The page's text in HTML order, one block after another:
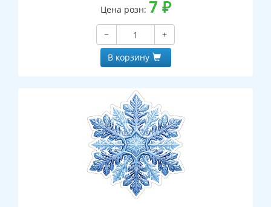
Цена розн: 7 ₽
−
+
В корзину